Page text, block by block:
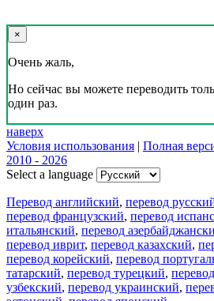
×
Очень жаль,
Но сейчас вы можете переводить
один раз.
наверх
Условия использования | Полная
2010 - 2026
Select a language
Перевод английский, перевод
перевод французский, перевод
итальянский, перевод
перевод иврит, перевод казахский,
перевод корейский, перевод
татарский, перевод турецкий,
узбекский, перевод украинский,